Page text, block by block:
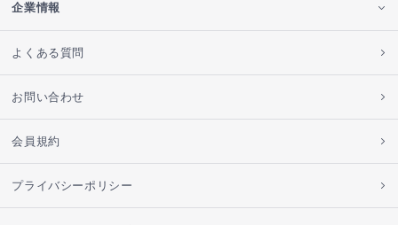
企業情報
よくある質問
お問い合わせ
会員規約
プライバシーポリシー